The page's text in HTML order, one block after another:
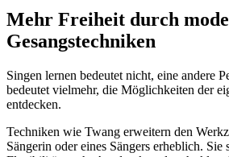
Mehr Freiheit durch
Gesangstechniken
Singen lernen bedeutet nicht, eine andere
bedeutet vielmehr, die Möglichkeiten der
entdecken.
Techniken wie Twang erweitern den
Sängerin oder eines Sängers erheblich. Sie